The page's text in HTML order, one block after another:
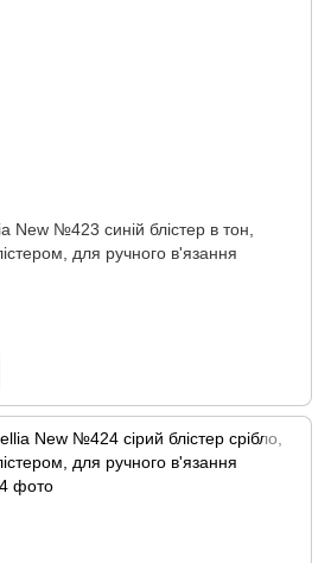
New №423 синій блістер в тон,
для ручного в'язання